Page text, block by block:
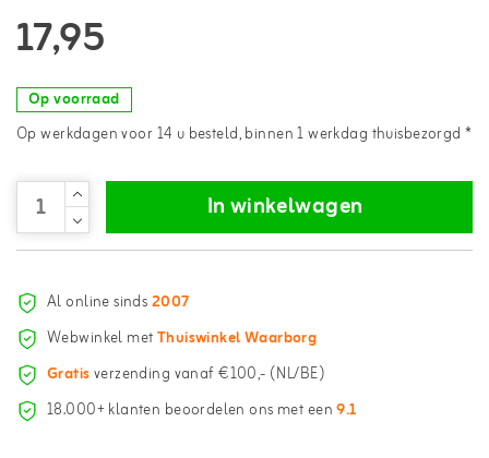
17,95
Op voorraad
Op werkdagen voor 14 u besteld, binnen 1 werkdag thuisbezorgd *
In winkelwagen
Al online sinds2007
Webwinkel metThuiswinkel Waarborg
Gratisverzending vanaf €100,- (NL/BE)
18.000+ klanten beoordelen ons met een9.1